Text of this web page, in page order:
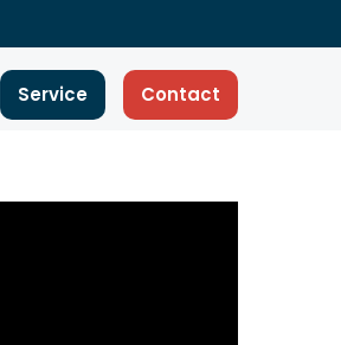
Service Contact